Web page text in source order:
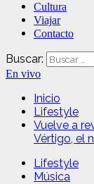
Cultura
Viajar
Contacto
Buscar:
En vivo
Inicio
Lifestyle
Vuelve a
Vértigo, el
Lifestyle
Música